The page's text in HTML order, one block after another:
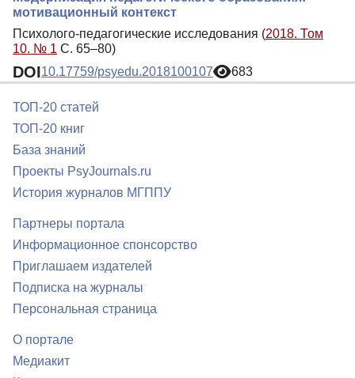
мотивационный контекст
Психолого-педагогические исследования (2018. Том
10. № 1 С. 65–80)
DOI10.17759/psyedu.2018100107 683
ТОП-20 статей
ТОП-20 книг
База знаний
Проекты PsyJournals.ru
История журналов МГППУ
Партнеры портала
Информационное спонсорство
Приглашаем издателей
Подписка на журналы
Персональная страница
О портале
Медиакит